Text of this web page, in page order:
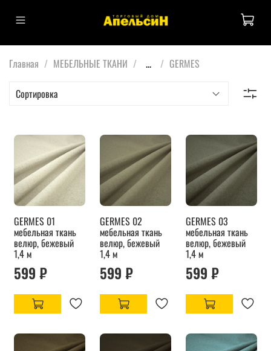
Главная МЕБЕЛЬНЫЕ ТКАНИ ... GERMES
GERMES 01
мебельная ткань
велюр, бежевый
1,4 м
599 ₽
GERMES 02
мебельная ткань
велюр, бежевый
1,4 м
599 ₽
GERMES 03
мебельная ткань
велюр, бежевый
1,4 м
599 ₽